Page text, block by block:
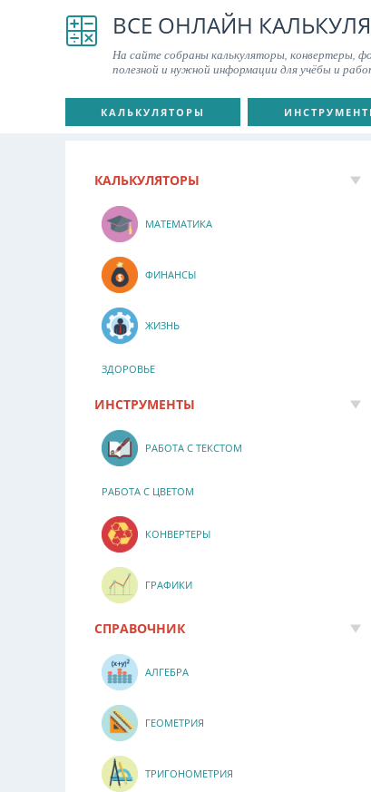
ВСЕ ОНЛАЙН
На сайте собраны калькуляторы, конвертеры,
полезной и нужной информации для учёбы и
КАЛЬКУЛЯТОРЫ
КАЛЬКУЛЯТОРЫ
МАТЕМАТИКА
ФИНАНСЫ
ЖИЗНЬ
ЗДОРОВЬЕ
ИНСТРУМЕНТЫ
РАБОТА С ТЕКСТОМ
РАБОТА С ЦВЕТОМ
КОНВЕРТЕРЫ
ГРАФИКИ
СПРАВОЧНИК
АЛГЕБРА
ГЕОМЕТРИЯ
ТРИГОНОМЕТРИЯ